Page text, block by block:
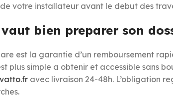
votre installateur avant le debut des
bien preparer son
est la garantie d’un remboursement
plus simple a obtenir et accessible sans
avec livraison 24-48h. L’obligation